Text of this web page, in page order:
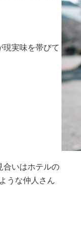
現実味を帯びて
合いはホテルの
うな仲人さん